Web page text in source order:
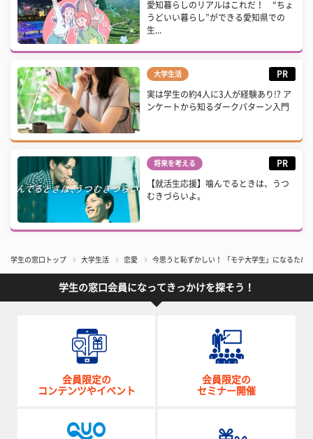
愛知暮らしのリアルはこれだ！ “ちょ
うどいい暮らし”ができる愛知県での
生...
大学生活 PR
実は学生の約4人に3人が経験あり!? ア
ンケートから知るダークパターン入門
将来を考える PR
【就活生応援】噛んでるときは、うつ
むきづらいよ。
学生の窓口トップ 大学生活 恋愛 今思うと恥ずかしい！ 「モテ大学生」になるため
学生の窓口会員になってきっかけを探そう！
会員限定の
コンテンツやイベント
会員限定の
セミナー開催